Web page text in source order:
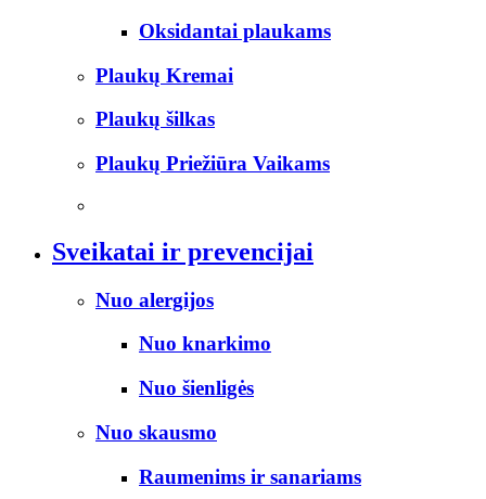
Oksidantai plaukams
Plaukų Kremai
Plaukų šilkas
Plaukų Priežiūra Vaikams
Sveikatai ir prevencijai
Nuo alergijos
Nuo knarkimo
Nuo šienligės
Nuo skausmo
Raumenims ir sanariams